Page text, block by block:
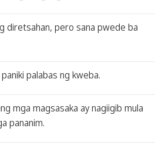
diretsahan, pero sana pwede ba
palabas ng kweba.
mga magsasaka ay nagiigib mula
pananim.